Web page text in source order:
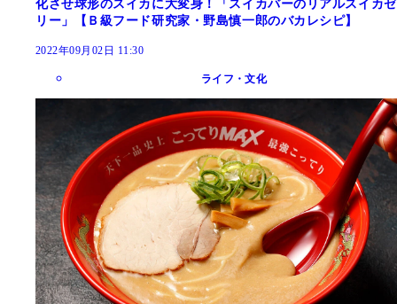
化させ球形のスイカに大変身！「スイカバーのリアルスイカゼ
リー」【Ｂ級フード研究家・野島慎一郎のバカレシピ】
2022年09月02日 11:30
ライフ・文化